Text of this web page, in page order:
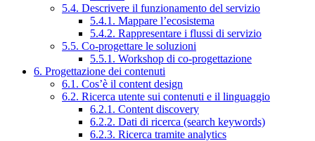
5.4. Descrivere il funzionamento del servizio
5.4.1. Mappare l’ecosistema
5.4.2. Rappresentare i flussi di servizio
5.5. Co-progettare le soluzioni
5.5.1. Workshop di co-progettazione
6. Progettazione dei contenuti
6.1. Cos’è il content design
6.2. Ricerca utente sui contenuti e il linguaggio
6.2.1. Content discovery
6.2.2. Dati di ricerca (search keywords)
6.2.3. Ricerca tramite analytics